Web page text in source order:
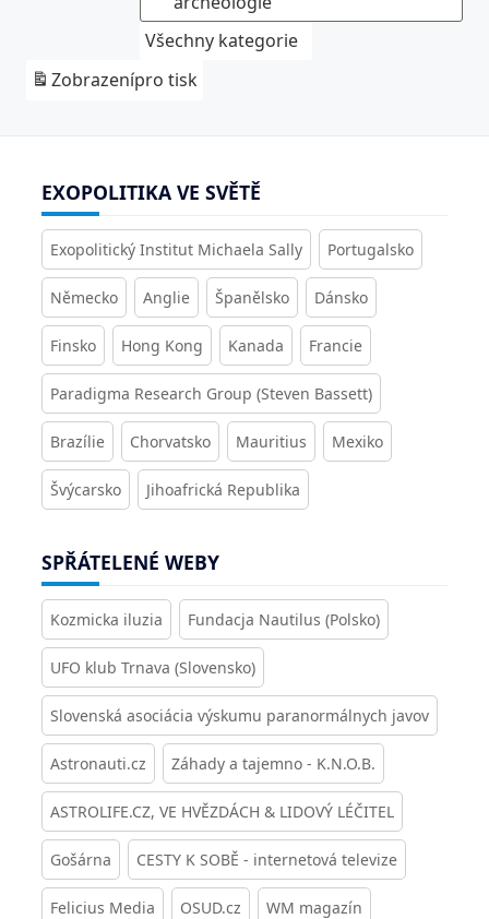
Všechny kategorie
Zobrazenípro tisk
EXOPOLITIKA VE SVĚTĚ
Exopolitický Institut Michaela Sally Portugalsko
Německo Anglie Španělsko Dánsko
Finsko Hong Kong Kanada Francie
Paradigma Research Group (Steven Bassett)
Brazílie Chorvatsko Mauritius Mexiko
Švýcarsko Jihoafrická Republika
SPŘÁTELENÉ WEBY
Kozmicka iluzia Fundacja Nautilus (Polsko)
UFO klub Trnava (Slovensko)
Slovenská asociácia výskumu paranormálnych javov
Astronauti.cz Záhady a tajemno - K.N.O.B.
ASTROLIFE.CZ, VE HVĚZDÁCH & LIDOVÝ LÉČITEL
Gošárna CESTY K SOBĚ - internetová televize
Felicius Media OSUD.cz WM magazín